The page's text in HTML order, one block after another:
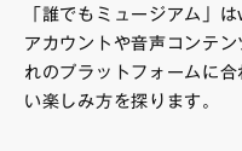
「誰でもミュージアム」
アカウントや音声コンテ
れのプラットフォームに
い楽しみ方を探ります。